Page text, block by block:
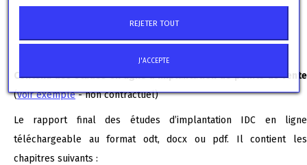
REJETER TOUT
J'ACCEPTE
Contenu des études en ligne d’implantation de points de vente
(voir exemple- non contractuel)
Le rapport final des études d’implantation IDC en ligne
téléchargeable au format odt, docx ou pdf. Il contient les
chapitres suivants :